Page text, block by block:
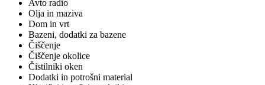
Avto radio
Olja in maziva
Dom in vrt
Bazeni, dodatki za bazene
Čiščenje
Čiščenje okolice
Čistilniki oken
Dodatki in potrošni material